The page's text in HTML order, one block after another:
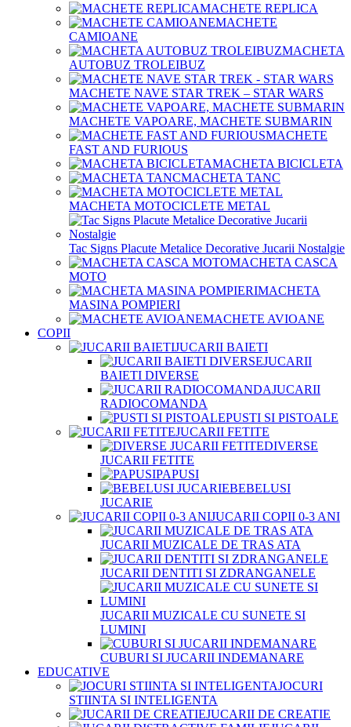
MACHETE REPLICA
MACHETE
CAMIOANE
MACHETA
AUTOBUZ TROLEIBUZ
MACHETE NAVE STAR TREK – STAR WARS
MACHETE VAPOARE, MACHETE SUBMARIN
MACHETE
FAST AND FURIOUS
MACHETA BICICLETA
MACHETA TANC
MACHETA MOTOCICLETE METAL
Tac Signs Placute Metalice Decorative Jucarii Nostalgie
MACHETA CASCA
MOTO
MACHETA
MASINA POMPIERI
MACHETE AVIOANE
COPII
JUCARII BAIETI
JUCARII
BAIETI DIVERSE
JUCARII
RADIOCOMANDA
PUSTI SI PISTOALE
JUCARII FETITE
DIVERSE
JUCARII FETITE
PAPUSI
BEBELUSI
JUCARIE
JUCARII COPII 0-3 ANI
JUCARII MUZICALE DE TRAS ATA
JUCARII DENTITI SI ZDRANGANELE
JUCARII MUZICALE CU SUNETE SI
LUMINI
CUBURI SI JUCARII INDEMANARE
EDUCATIVE
JOCURI
STIINTA SI INTELIGENTA
JUCARII DE CREATIE